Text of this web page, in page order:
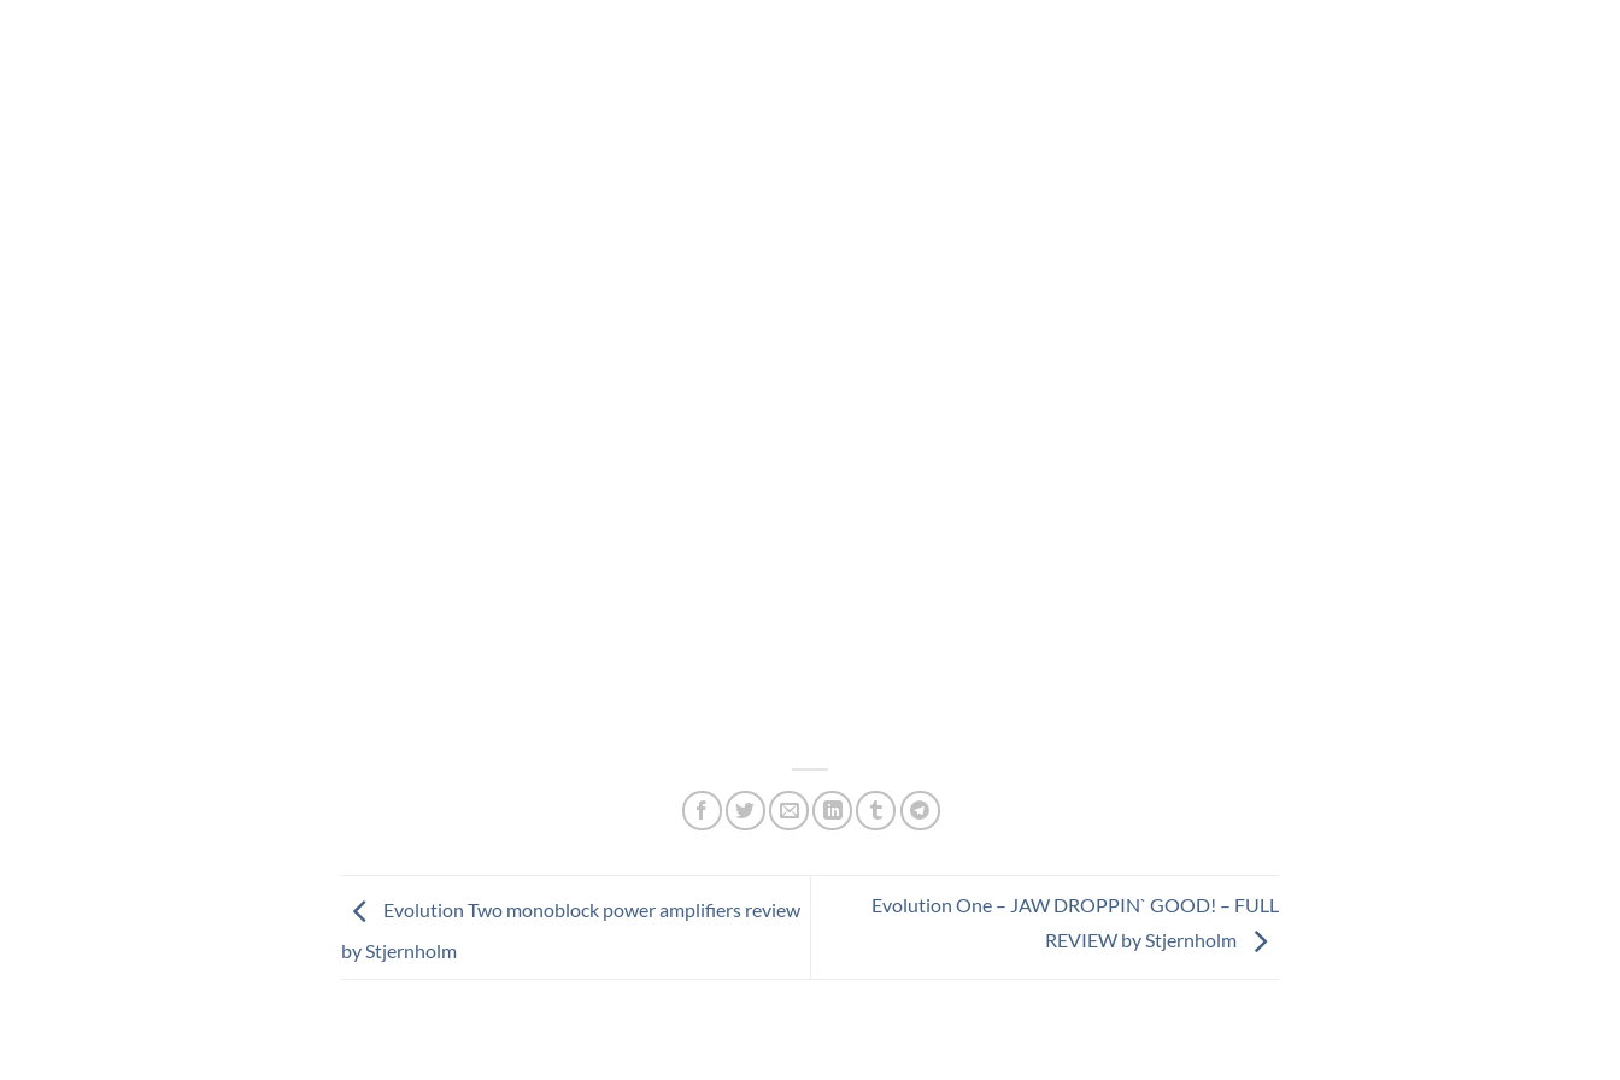
Evolution Two monoblock power amplifiers review
by Stjernholm
Evolution One – JAW DROPPIN` GOOD! – FULL
REVIEW by Stjernholm